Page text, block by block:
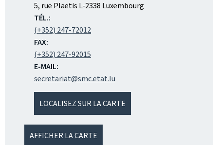
ADRESSE
:
5, rue Plaetis L-2338 Luxembourg
TÉL.:
(+352) 247-72012
FAX:
(+352) 247-92015
E-MAIL:
secretariat@smc.etat.lu
LOCALISEZ SUR LA CARTE
AFFICHER LA CARTE